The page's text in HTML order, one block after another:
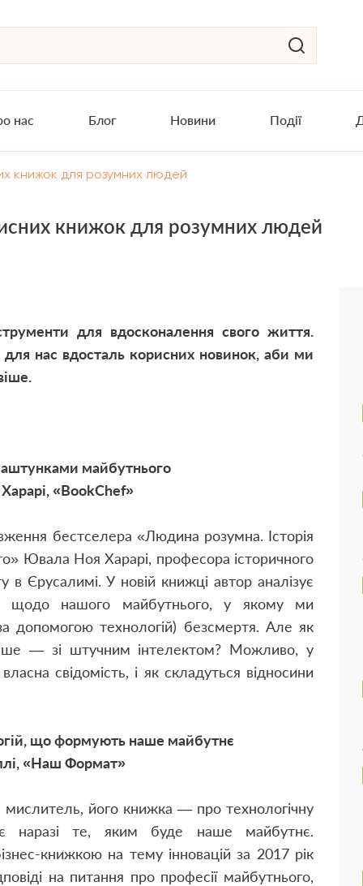
нас Блог Новини Події
книжок для розумних людей
книжок для розумних людей
для вдосконалення свого життя.
для нас вдосталь корисних новинок, аби ми
майбутнього
«BookChef»
бестселера «Людина розумна. Історія
Ювала Ноя Харарі, професора історичного
в Єрусалимі. У новій книжці автор аналізує
щодо нашого майбутнього, у якому ми
допомогою технологій) безсмертя. Але як
— зі штучним інтелектом? Можливо, у
свідомість, і як складуться відносини
що формують наше майбутнє
«Наш Формат»
його книжка — про технологічну
наразі те, яким буде наше майбутнє.
книжкою на тему інновацій за 2017 рік
на питання про професії майбутнього,